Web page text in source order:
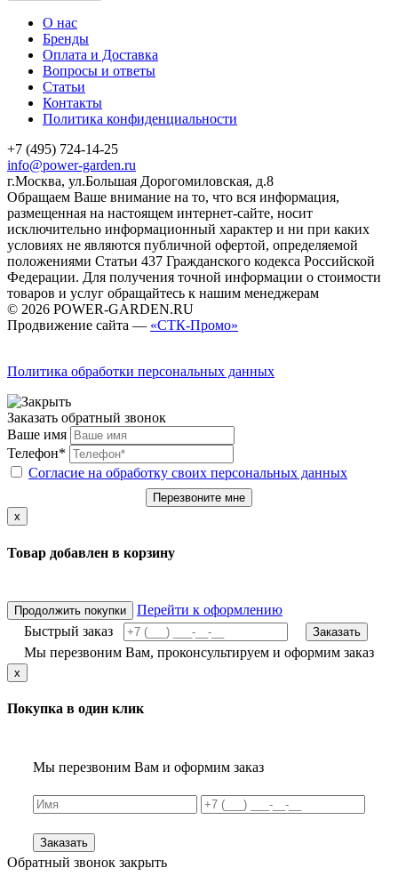
О нас
Бренды
Оплата и Доставка
Вопросы и ответы
Статьи
Контакты
Политика конфиденциальности
+7 (495) 724-14-25
info@power-garden.ru
г.Москва, ул.Большая Дорогомиловская, д.8
Обращаем Ваше внимание на то, что вся информация,
размещенная на настоящем интернет-сайте, носит
исключительно информационный характер и ни при каких
условиях не являются публичной офертой, определяемой
положениями Статьи 437 Гражданского кодекса Российской
Федерации. Для получения точной информации о стоимости
товаров и услуг обращайтесь к нашим менеджерам
© 2026 POWER-GARDEN.RU
Продвижение сайта — «СТК-Промо»
Политика обработки персональных данных
Заказать обратный звонок
Ваше имя
Телефон*
Согласие на обработку своих персональных данных
Перезвоните мне
x
Товар добавлен в корзину
Продолжить покупки
Перейти к оформлению
Быстрый заказ
Заказать
Мы перезвоним Вам, проконсультируем и оформим заказ
x
Покупка в один клик
Мы перезвоним Вам и оформим заказ
Заказать
Обратный звонок закрыть